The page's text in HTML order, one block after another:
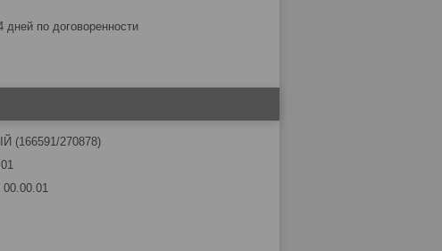
дней по договоренности
(166591/270878)